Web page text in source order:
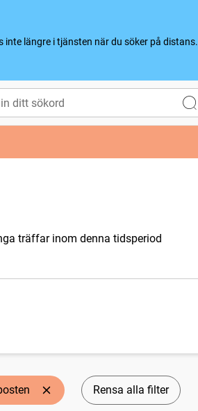
längre i tjänsten när du söker på distans.
träffar inom denna tidsperiod
Rensa alla filter